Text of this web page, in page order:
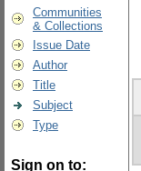
Communities
& Collections
Issue Date
Author
Title
Subject
Type
Sign on to: